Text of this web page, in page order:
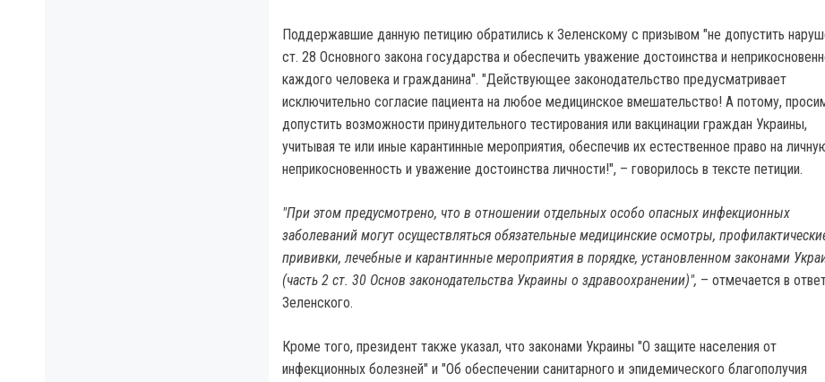
Поддержавшие данную петицию обратились к Зеленскому с призывом "не допустить
ст. 28 Основного закона государства и обеспечить уважение достоинства и
каждого человека и гражданина". "Действующее законодательство предусматривает
исключительно согласие пациента на любое медицинское вмешательство! А потому,
допустить возможности принудительного тестирования или вакцинации граждан Украины,
учитывая те или иные карантинные мероприятия, обеспечив их естественное право на
неприкосновенность и уважение достоинства личности!", – говорилось в тексте петиции.
"При этом предусмотрено, что в отношении отдельных особо опасных инфекционных
заболеваний могут осуществляться обязательные медицинские осмотры,
прививки, лечебные и карантинные мероприятия в порядке, установленном законами
(часть 2 ст. 30 Основ законодательства Украины о здравоохранении)", – отмечается в
Зеленского.
Кроме того, президент также указал, что законами Украины "О защите населения от
инфекционных болезней" и "Об обеспечении санитарного и эпидемического благополучия